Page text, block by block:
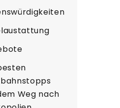
Weg nach